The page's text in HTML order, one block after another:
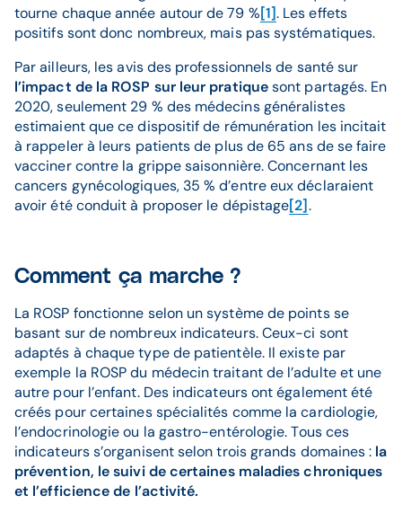
tourne chaque année autour de 79 %[1]. Les effets
positifs sont donc nombreux, mais pas systématiques.
Par ailleurs, les avis des professionnels de santé sur
l’impact de la ROSP sur leur pratiquesont partagés. En
2020, seulement 29 % des médecins généralistes
estimaient que ce dispositif de rémunération les incitait
à rappeler à leurs patients de plus de 65 ans de se faire
vacciner contre la grippe saisonnière. Concernant les
cancers gynécologiques, 35 % d’entre eux déclaraient
avoir été conduit à proposer le dépistage[2].
Comment ça marche ?
La ROSP fonctionne selon un système de points se
basant sur de nombreux indicateurs. Ceux-ci sont
adaptés à chaque type de patientèle. Il existe par
exemple la ROSP du médecin traitant de l’adulte et une
autre pour l’enfant. Des indicateurs ont également été
créés pour certaines spécialités comme la cardiologie,
l’endocrinologie ou la gastro-entérologie. Tous ces
indicateurs s’organisent selon trois grands domaines : la
prévention, le suivi de certaines maladies chroniques
et l’efficience de l’activité.